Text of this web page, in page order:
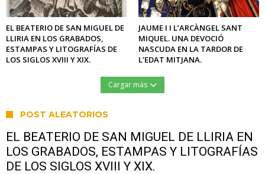
EL BEATERIO DE SAN MIGUEL DE
LLIRIA EN LOS GRABADOS,
ESTAMPAS Y LITOGRAFÍAS DE
LOS SIGLOS XVIII Y XIX.
JAUME I I L’ARCÀNGEL SANT
MIQUEL. UNA DEVOCIÓ
NASCUDA EN LA TARDOR DE
L’EDAT MITJANA.
Cargar más
POST ALEATORIOS
EL BEATERIO DE SAN MIGUEL DE LLIRIA EN
LOS GRABADOS, ESTAMPAS Y LITOGRAFÍAS
DE LOS SIGLOS XVIII Y XIX.